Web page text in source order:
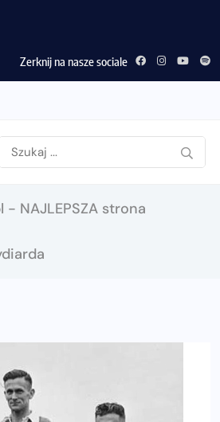
Zerknij na nasze sociale
- NAJLEPSZA strona